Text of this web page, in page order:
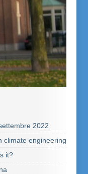
2022
climate engineering
it?